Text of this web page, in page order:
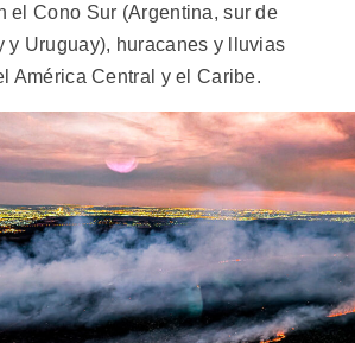
el Cono Sur (Argentina, sur de
y Uruguay), huracanes y lluvias
América Central y el Caribe.